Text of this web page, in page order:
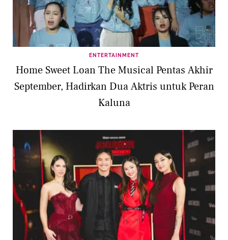
ENTERTAINMENT
Home Sweet Loan The Musical Pentas Akhir
September, Hadirkan Dua Aktris untuk Peran
Kaluna